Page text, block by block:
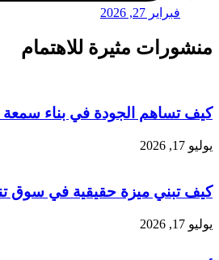
فبراير 27, 2026
منشورات مثيرة للاهتمام
كيف تساهم الجودة في بناء سمعة
يوليو 17, 2026
كيف تبني ميزة حقيقية في سوق
يوليو 17, 2026